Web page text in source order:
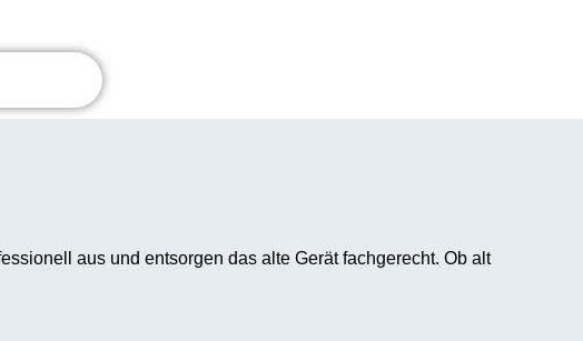
aus und entsorgen das alte Gerät fachgerecht. Ob alt